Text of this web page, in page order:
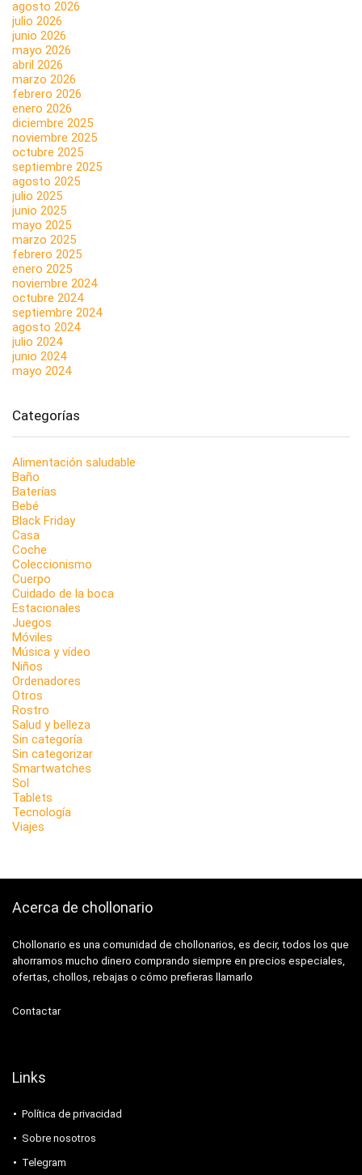
agosto 2026
julio 2026
junio 2026
mayo 2026
abril 2026
marzo 2026
febrero 2026
enero 2026
diciembre 2025
noviembre 2025
octubre 2025
septiembre 2025
agosto 2025
julio 2025
junio 2025
mayo 2025
marzo 2025
febrero 2025
enero 2025
noviembre 2024
octubre 2024
septiembre 2024
agosto 2024
julio 2024
junio 2024
mayo 2024
Categorías
Alimentación saludable
Baño
Baterías
Bebé
Black Friday
Casa
Coche
Coleccionismo
Cuerpo
Cuidado de la boca
Estacionales
Juegos
Móviles
Música y vídeo
Niños
Ordenadores
Otros
Rostro
Salud y belleza
Sin categoría
Sin categorizar
Smartwatches
Sol
Tablets
Tecnología
Viajes
Acerca de chollonario
Chollonario es una comunidad de chollonarios, es decir, todos los que
ahorramos mucho dinero comprando siempre en precios especiales,
ofertas, chollos, rebajas o cómo prefieras llamarlo
Contactar
Links
Política de privacidad
Sobre nosotros
Telegram